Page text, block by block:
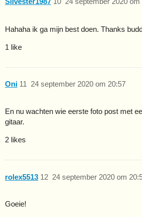
Hahaha ik ga mijn best doen. Thanks
1 like
Oni 24 september 2020 om 20:57
11
En nu wachten wie eerste foto post met
gitaar.
2 likes
rolex5513 24 september 2020 om
12
Goeie!